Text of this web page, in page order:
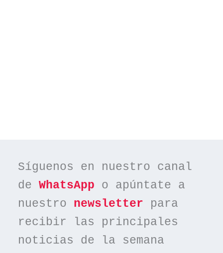
Síguenos en nuestro canal
de WhatsApp o apúntate a
nuestro newsletter para
recibir las principales
noticias de la semana